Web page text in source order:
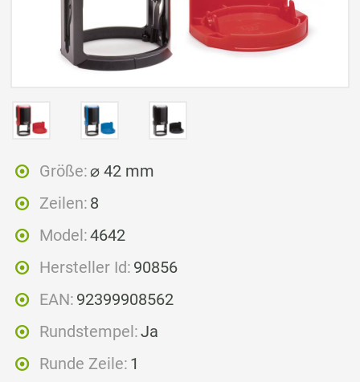
Größe:⌀ 42 mm
Zeilen: 8
Model:4642
Hersteller Id: 90856
EAN: 92399908562
Rundstempel:Ja
Runde Zeile: 1